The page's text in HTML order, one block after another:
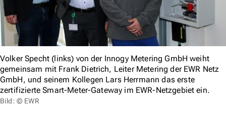
Volker Specht (links) von der Innogy Metering GmbH weiht
gemeinsam mit Frank Dietrich, Leiter Metering der EWR Netz
GmbH, und seinem Kollegen Lars Herrmann das erste
zertifizierte Smart-Meter-Gateway im EWR-Netzgebiet ein.
Bild: © EWR